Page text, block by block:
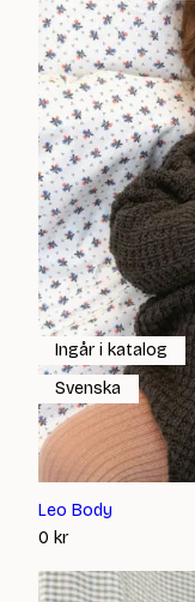
Leo Body
0 kr
Ingår i katalog
Svenska